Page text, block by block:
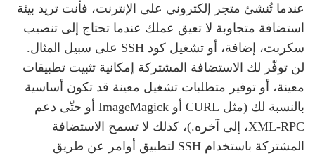
عندما تُنشئ متجر إلكتروني على الإنترنت، فأنت تريد بيئة
استضافة متجاوبة لا تعيق عملك عندما تحتاج إلى تنصيب
سكربت، إضافة، أو تشغيل كود SSH على سبيل المثال.
لن توفّر لك الاستضافة المشتركة إمكانية تثبيت تطبيقات
معينة، أو توفير متطلبات تشغيل معينة قد تكون أساسية
بالنسبة لك (مثل CURL أو ImageMagick أو حتّى دعم
XML-RPC، إلى آخره.)، كذلك لا تسمح الاستضافة
المشتركة باستخدام SSH لتطبيق أوامر عن طريق